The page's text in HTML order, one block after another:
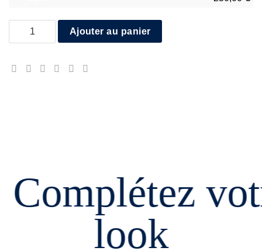
quantité de Yamaha R6 2006/07
Ajouter au panier
Complétez
look